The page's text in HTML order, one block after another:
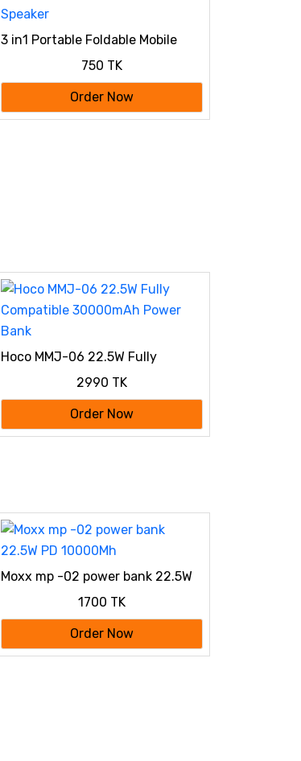
3 in1 Portable Foldable Mobile
750 TK
Order Now
Hoco MMJ-06 22.5W Fully
2990 TK
Order Now
Moxx mp -02 power bank 22.5W
1700 TK
Order Now